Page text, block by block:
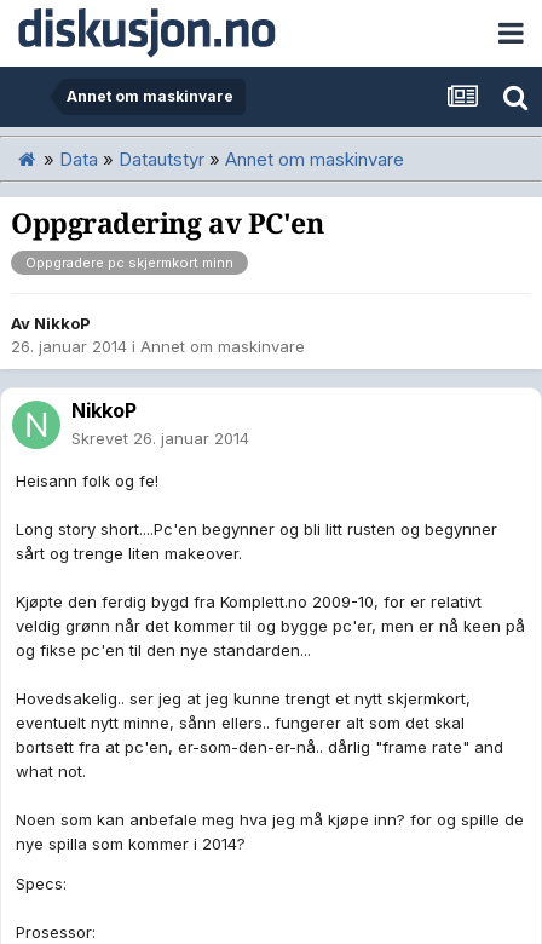
Annet om maskinvare
» Data » Datautstyr » Annet om maskinvare
Oppgradering av PC'en
Oppgradere pc skjermkort minn
Av NikkoP
26. januar 2014 i Annet om maskinvare
NikkoP
Skrevet 26. januar 2014
Heisann folk og fe!
Long story short....Pc'en begynner og bli litt rusten og begynner
sårt og trenge liten makeover.
Kjøpte den ferdig bygd fra Komplett.no 2009-10, for er relativt
veldig grønn når det kommer til og bygge pc'er, men er nå keen på
og fikse pc'en til den nye standarden...
Hovedsakelig.. ser jeg at jeg kunne trengt et nytt skjermkort,
eventuelt nytt minne, sånn ellers.. fungerer alt som det skal
bortsett fra at pc'en, er-som-den-er-nå.. dårlig "frame rate" and
what not.
Noen som kan anbefale meg hva jeg må kjøpe inn? for og spille de
nye spilla som kommer i 2014?
Specs:
Prosessor: